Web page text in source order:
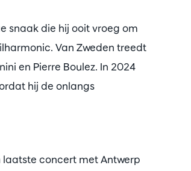
snaak die hij ooit vroeg om
Van Zweden treedt
en Pierre Boulez. In 2024
hij de onlangs
concert met Antwerp